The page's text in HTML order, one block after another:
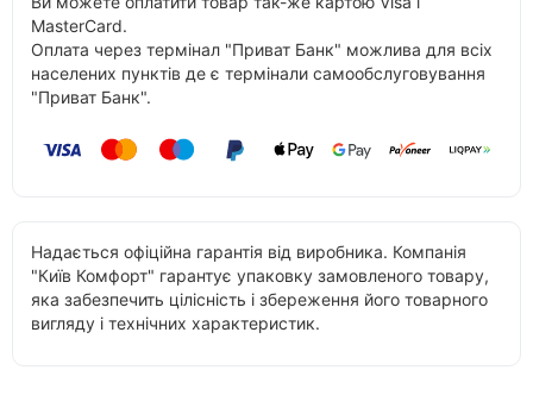
MasterCard.
Оплата через термінал "Приват Банк" можлива для всіх
населених пунктів де є термінали самообслуговування
"Приват Банк".
Надається офіційна гарантія від виробника. Компанія
"Київ Комфорт" гарантує упаковку замовленого товару,
яка забезпечить цілісність і збереження його товарного
вигляду і технічних характеристик.